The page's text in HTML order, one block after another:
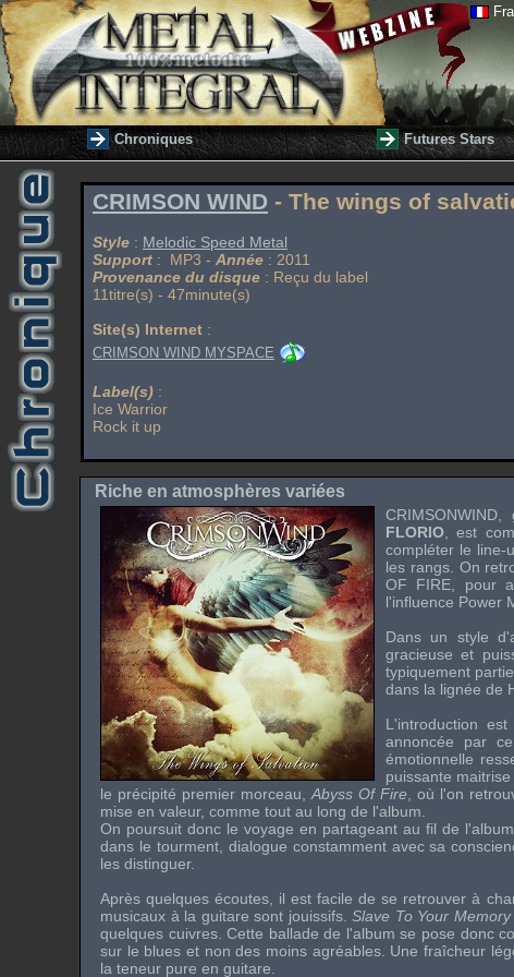
Chroniques Futures Stars
CRIMSON WIND - The wings of
Style : Melodic Speed Metal
Support : MP3 - Année : 2011
Provenance du disque : Reçu du label
11titre(s) - 47minute(s)
Site(s) Internet :
CRIMSON WIND MYSPACE
Label(s) :
Ice Warrior
Rock it up
Riche en atmosphères variées
CRIMSONWIND ,
FLORIO , est
compléter le line-
les rangs. On
OF FIRE , pour
l'influence Power
Dans un style
gracieuse et
typiquement
dans la lignée de
L'introduction
annoncée par
émotionnelle
puissante
le précipité premier morceau,Abyss Of Fire , où l'on
mise en valeur, comme tout au long de l'album.
On poursuit donc le voyage en partageant au fil de
dans le tourment, dialogue constamment avec sa
les distinguer.
Après quelques écoutes, il est facile de se retrouver à
musicaux à la guitare sont jouissifs. Slave To Your Memory
quelques cuivres. Cette ballade de l'album se pose donc
sur le blueset non des moins agréables. Une fraîcheur
la teneur pure en guitare.